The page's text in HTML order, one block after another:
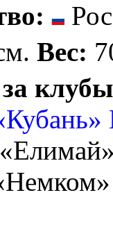
Вес: